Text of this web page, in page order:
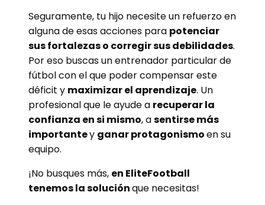
Seguramente, tu hijo necesite un refuerzo en
alguna de esas acciones para potenciar
sus fortalezas o corregir sus debilidades.
Por eso buscas un entrenador particular de
fútbol con el que poder compensar este
déficit y maximizar el aprendizaje. Un
profesional que le ayude a recuperar la
confianza en si mismo, asentirse más
importantey ganar protagonismoen su
equipo.
¡No busques más, en EliteFootball
tenemos la soluciónque necesitas!